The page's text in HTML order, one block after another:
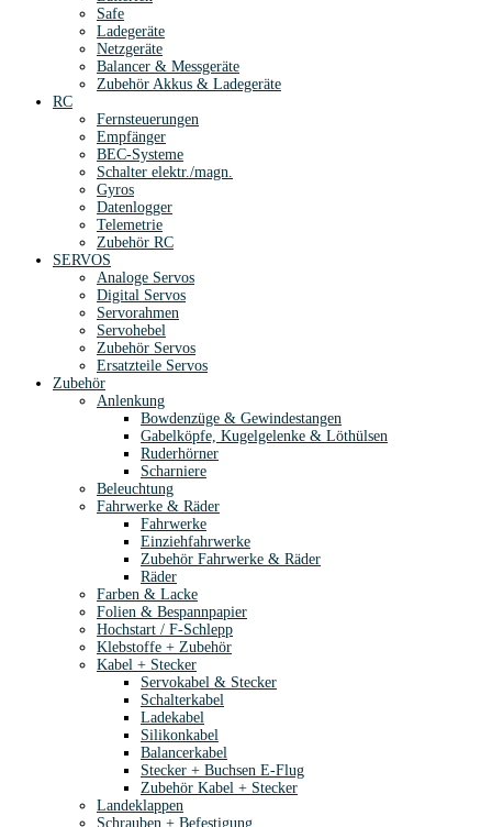
Safe
Ladegeräte
Netzgeräte
Balancer & Messgeräte
Zubehör Akkus & Ladegeräte
RC
Fernsteuerungen
Empfänger
BEC-Systeme
Schalter elektr./magn.
Gyros
Datenlogger
Telemetrie
Zubehör RC
SERVOS
Analoge Servos
Digital Servos
Servorahmen
Servohebel
Zubehör Servos
Ersatzteile Servos
Zubehör
Anlenkung
Bowdenzüge & Gewindestangen
Gabelköpfe, Kugelgelenke & Löthülsen
Ruderhörner
Scharniere
Beleuchtung
Fahrwerke & Räder
Fahrwerke
Einziehfahrwerke
Zubehör Fahrwerke & Räder
Räder
Farben & Lacke
Folien & Bespannpapier
Hochstart / F-Schlepp
Klebstoffe + Zubehör
Kabel + Stecker
Servokabel & Stecker
Schalterkabel
Ladekabel
Silikonkabel
Balancerkabel
Stecker + Buchsen E-Flug
Zubehör Kabel + Stecker
Landeklappen
Schrauben + Befestigung